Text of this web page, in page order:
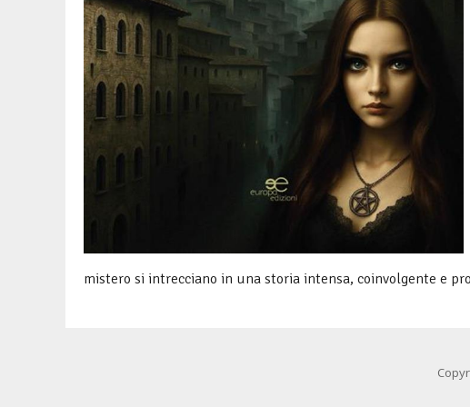
mistero si intrecciano in una storia intensa, coinvolgente e